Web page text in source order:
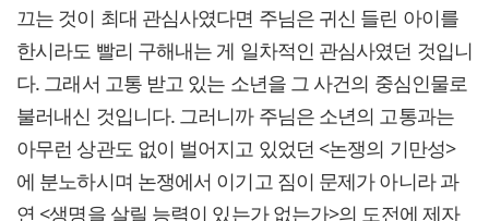
끄는 것이 최대 관심사였다면 주님은 귀신 들린 아이를
한시라도 빨리 구해내는 게 일차적인 관심사였던 것입니
다. 그래서 고통 받고 있는 소년을 그 사건의 중심인물로
불러내신 것입니다. 그러니까 주님은 소년의 고통과는
아무런 상관도 없이 벌어지고 있었던 <논쟁의 기만성>
에 분노하시며 논쟁에서 이기고 짐이 문제가 아니라 과
연 <생명을 살릴 능력이 있는가 없는가>의 도전에 제자